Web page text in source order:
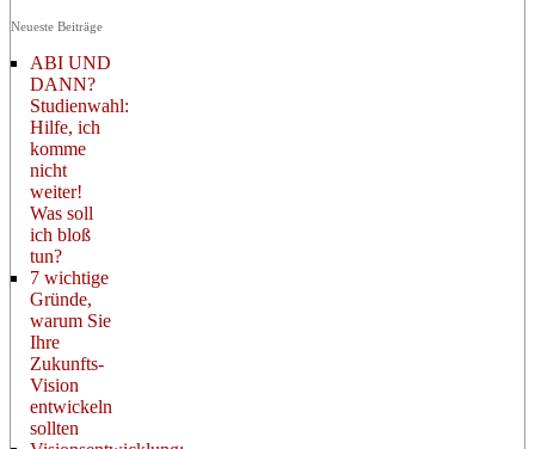
Neueste Beiträge
ABI UND
DANN?
Studienwahl:
Hilfe, ich
komme
nicht
weiter!
Was soll
ich bloß
tun?
7 wichtige
Gründe,
warum Sie
Ihre
Zukunfts-
Vision
entwickeln
sollten